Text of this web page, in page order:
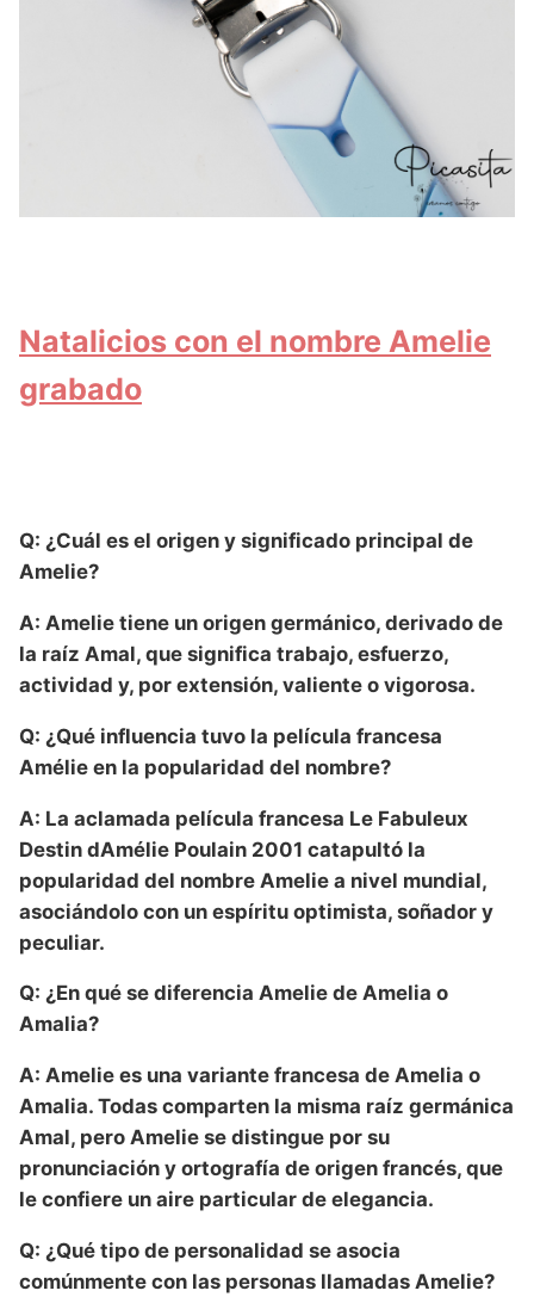
Natalicios con el nombre Amelie
grabado
Q: ¿Cuál es el origen y significado principal de
Amelie?
A: Amelie tiene un origen germánico, derivado de
la raíz Amal, que significa trabajo, esfuerzo,
actividad y, por extensión, valiente o vigorosa.
Q: ¿Qué influencia tuvo la película francesa
Amélie en la popularidad del nombre?
A: La aclamada película francesa Le Fabuleux
Destin dAmélie Poulain 2001 catapultó la
popularidad del nombre Amelie a nivel mundial,
asociándolo con un espíritu optimista, soñador y
peculiar.
Q: ¿En qué se diferencia Amelie de Amelia o
Amalia?
A: Amelie es una variante francesa de Amelia o
Amalia. Todas comparten la misma raíz germánica
Amal, pero Amelie se distingue por su
pronunciación y ortografía de origen francés, que
le confiere un aire particular de elegancia.
Q: ¿Qué tipo de personalidad se asocia
comúnmente con las personas llamadas Amelie?